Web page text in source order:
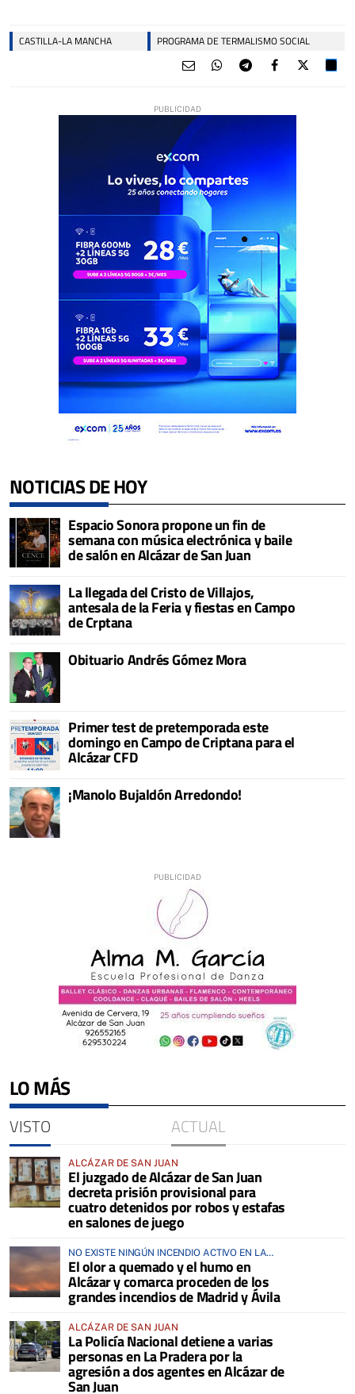
CASTILLA-LA MANCHA PROGRAMA DE TERMALISMO SOCIAL
NOTICIAS DE HOY
Espacio Sonora propone un fin de
semana con música electrónica y baile
de salón en Alcázar de San Juan
La llegada del Cristo de Villajos,
antesala de la Feria y fiestas en Campo
de Crptana
Obituario Andrés Gómez Mora
Primer test de pretemporada este
domingo en Campo de Criptana para el
Alcázar CFD
¡Manolo Bujaldón Arredondo!
LO MÁS
VISTO ACTUAL
ALCÁZAR DE SAN JUAN
El juzgado de Alcázar de San Juan
decreta prisión provisional para
cuatro detenidos por robos y estafas
en salones de juego
NO EXISTE NINGÚN INCENDIO ACTIVO EN LA
COMARCA
El olor a quemado y el humo en
Alcázar y comarca proceden de los
grandes incendios de Madrid y Ávila
ALCÁZAR DE SAN JUAN
La Policía Nacional detiene a varias
personas en La Pradera por la
agresión a dos agentes en Alcázar de
San Juan